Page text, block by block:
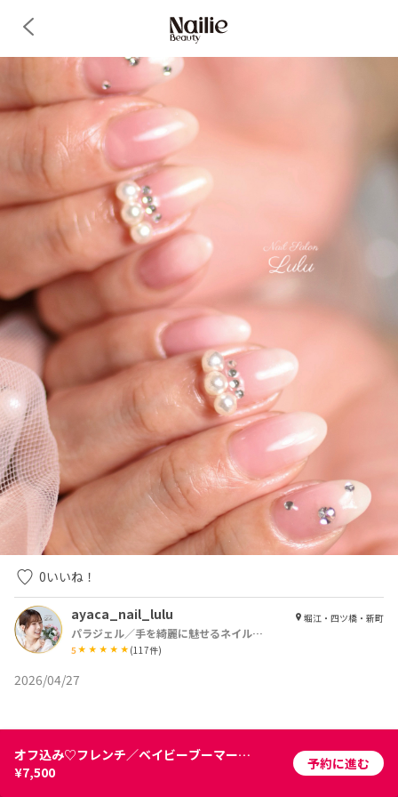
0いいね！
ayaca_nail_lulu
パラジェル／手を綺麗に魅せるネイルサロン Lulu【ルル】
5 (117件)
堀江・四ツ橋・新町
2026/04/27
オフ込み♡フレンチ／ベイビーブーマー／チークネイル
¥7,500
予約に進む